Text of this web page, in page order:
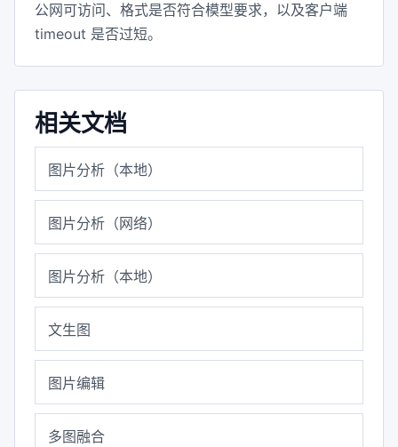
公网可访问、格式是否符合模型要求，以及客户端
timeout 是否过短。
相关文档
图片分析（本地）
图片分析（网络）
图片分析（本地）
文生图
图片编辑
多图融合